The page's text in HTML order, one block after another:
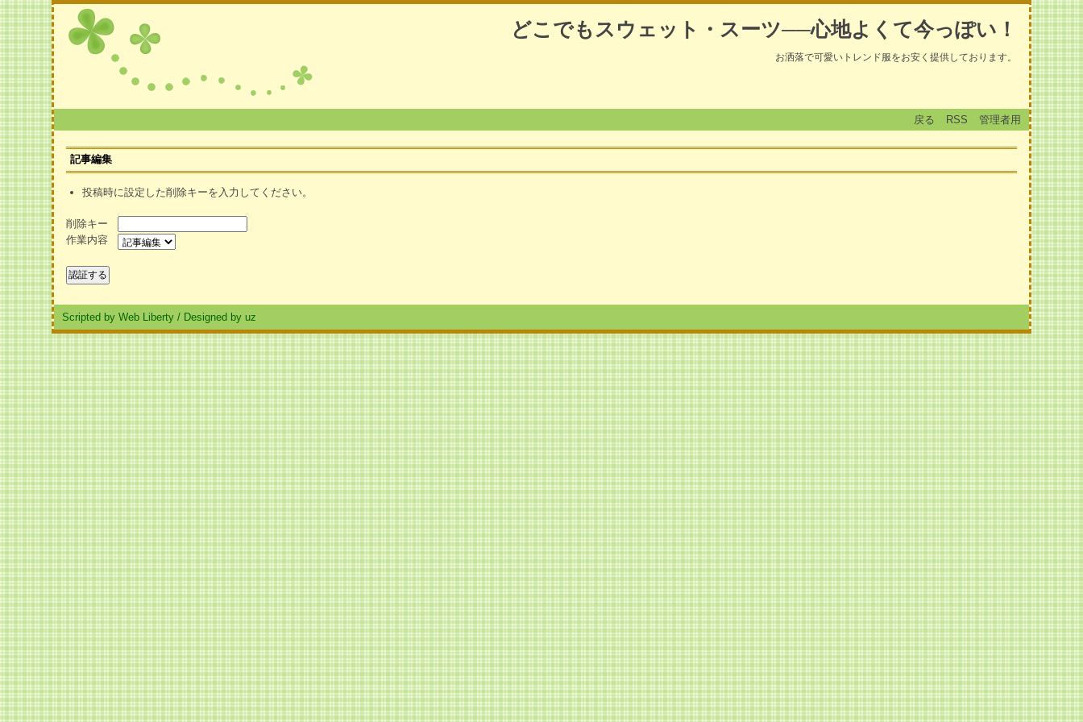
どこでもスウェット・スーツ──心地よくて今っぽい！
お洒落で可愛いトレンド服をお安く提供しております。
戻る RSS 管理者用
記事編集
投稿時に設定した削除キーを入力してください。
削除キー
作業内容
Scripted by Web Liberty / Designed by uz